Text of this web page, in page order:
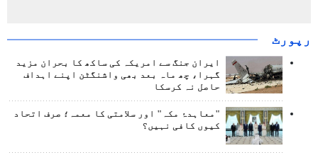
رپورٹ
ایران جنگ سے امریکہ کی ساکھ کا بحران مزید
گہرا، چھ ماہ بعد بھی واشنگٹن اپنے اہداف
حاصل نہ کرسکا
"معاہدۂ مکہ" اور سلامتی کا معمہ؛ صرف اتحاد
کیوں کافی نہیں؟